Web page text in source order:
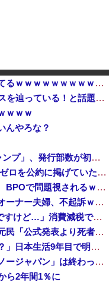
【画像】福岡、こんなのが普通に走ってるｗｗｗｗｗｗｗｗｗｗｗｗｗｗｗｗ
中国に上陸する台風13号が絶妙なコースを辿っている！と話題に、中国の重要都市の上に長々と居座り続けるルートで……他
ｗｗｗ
んやろな？
かつて650万部を誇った「週刊少年ジャンプ」、発行部数が初の100万部割れ
【速報】 記者「中革連は食料品消費税ゼロを公約に掲げていたが？」→階猛氏「そ、それは財源確保という条件付き」
【悲報】今期覇権アニメ「ヤニねこ」、BPOで問題視されるｗｗｗｗｗ
「コンビニ、馬鹿にすんなよ」→あのオーナー夫婦、不起訴ｗｗｗｗｗｗｗｗｗ
【消費税率1％】 「下げるのが筋なんですけど…」消費減税で値下がりする分と同じだけ商品を値上げして店頭価格を変えない店も
中国「大洪水！」中国ダム「決壊」地元民「公式発表より死者多い！」中国政府「住民拘束！（安否不明」中国当局「救助隊動画も削除」台風13号「三峡ダム接近中」→
「中国人ってこんなに嫌われているの？」日本生活9年目で明かす本心！
韓国人の対日好感度が過去最高に、「ノージャパン」は終わった？＝ネット「中国より100倍いい」
ら2年間1％に